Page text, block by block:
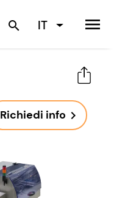
search IT menu
Richiedi info navigate_next